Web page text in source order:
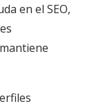
en el SEO,